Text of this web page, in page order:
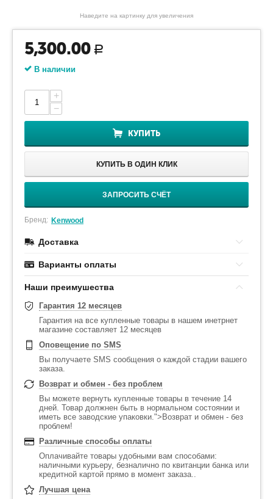
Наведите на картинку для увеличения
5,300.00 Р
В наличии
+
−
КУПИТЬ
КУПИТЬ В ОДИН КЛИК
ЗАПРОСИТЬ СЧЁТ
Бренд: Kenwood
Доставка
Варианты оплаты
Наши преимушества
Гарантия 12 месяцев
Гарантия на все купленные товары в нашем инетрнет
магазине составляет 12 месяцев
Оповещение по SMS
Вы получаете SMS сообщения о каждой стадии вашего
заказа.
Возврат и обмен - без проблем
Вы можете вернуть купленные товары в течение 14
дней. Товар должнен быть в нормальном состоянии и
иметь все заводские упаковки.">Возврат и обмен - без
проблем!
Различные способы оплаты
Оплачивайте товары удобными вам способами:
наличными курьеру, безналично по квитанции банка или
кредитной картой прямо в момент заказа..
Лучшая цена